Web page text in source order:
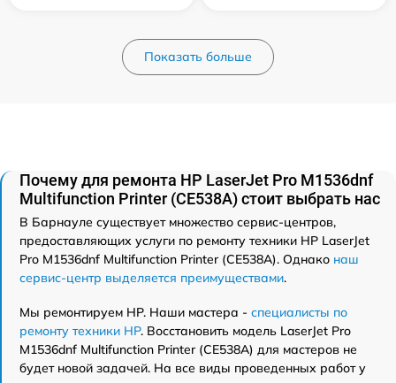
Показать больше
Почему для ремонта HP LaserJet Pro M1536dnf
Multifunction Printer (CE538A) стоит выбрать нас
В Барнауле существует множество сервис-центров,
предоставляющих услуги по ремонту техники HP LaserJet
Pro M1536dnf Multifunction Printer (CE538A). Однако наш
сервис-центр выделяется преимуществами.
Мы ремонтируем HP. Наши мастера - специалисты по
ремонту техники HP. Восстановить модель LaserJet Pro
M1536dnf Multifunction Printer (CE538A) для мастеров не
будет новой задачей. На все виды проведенных работ у